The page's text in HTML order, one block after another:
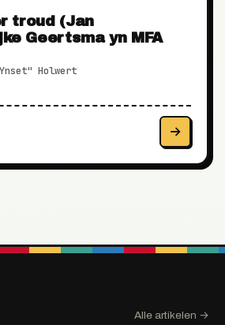
troud (Jan
Geertsma yn MFA
Holwert
Alle artikelen →